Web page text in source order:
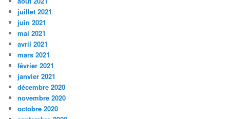
juillet 2021
juin 2021
mai 2021
avril 2021
mars 2021
février 2021
janvier 2021
décembre 2020
novembre 2020
octobre 2020